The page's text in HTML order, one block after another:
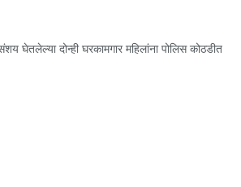
घेतलेल्या दोन्ही घरकामगार महिलांना पोलिस कोठडीत